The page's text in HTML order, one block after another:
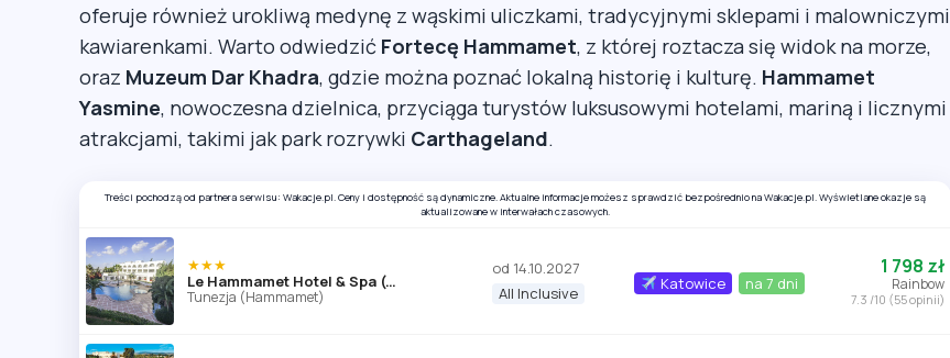
oferuje również urokliwą medynę z wąskimi uliczkami, tradycyjnymi sklepami i malowniczymi
kawiarenkami. Warto odwiedzić Fortecę Hammamet, z której roztacza się widok na morze,
oraz Muzeum Dar Khadra, gdzie można poznać lokalną historię i kulturę. Hammamet
Yasmine, nowoczesna dzielnica, przyciąga turystów luksusowymi hotelami, mariną i licznymi
atrakcjami, takimi jak park rozrywki Carthageland.
Treści pochodzą od partnera serwisu: Wakacje.pl. Ceny i dostępność są dynamiczne. Aktualne informacje możesz sprawdzić bezpośrednio na Wakacje.pl. Wyświetlane okazje są
aktualizowane w interwałach czasowych.
★★★
Le Hammamet Hotel & Spa (ex. Otium Park Le Hammamet)
Tunezja (Hammamet)
od 14.10.2027
All Inclusive
Katowice na 7 dni
1 798 zł
Rainbow
7.3 /10 (55 opinii)